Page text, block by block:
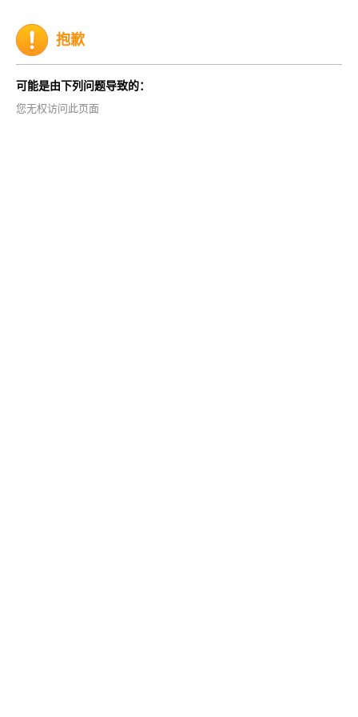
抱歉
可能是由下列问题导致的：
您无权访问此页面